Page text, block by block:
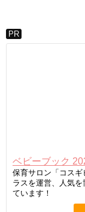
PR
ベビーブック
保育サロン「コス
ラスを運営、人気
ています！